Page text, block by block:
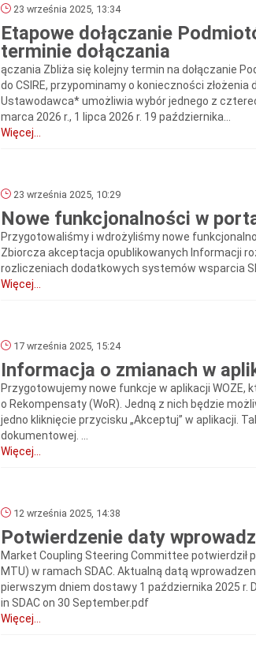
23 września 2025, 13:34
Etapowe dołączanie
terminie dołączania
ączania Zbliża się kolejny termin na dołączanie
do CSIRE, przypominamy o konieczności
Ustawodawca* umożliwia wybór jednego z
marca 2026 r., 1 lipca 2026 r. 19 października...
Więcej...
23 września 2025, 10:29
Nowe funkcjonalności w
Przygotowaliśmy i wdrożyliśmy nowe
Zbiorcza akceptacja opublikowanych Informacji
rozliczeniach dodatkowych systemów wsparcia
Więcej...
17 września 2025, 15:24
Informacja o zmianach w
Przygotowujemy nowe funkcje w aplikacji WOZE,
o Rekompensaty (WoR). Jedną z nich będzie
jedno kliknięcie przycisku „Akceptuj” w aplikacji.
dokumentowej. ...
Więcej...
12 września 2025, 14:38
Potwierdzenie daty
Market Coupling Steering Committee
MTU) w ramach SDAC. Aktualną datą
pierwszym dniem dostawy 1 października 2025 r.
in SDAC on 30 September.pdf
Więcej...